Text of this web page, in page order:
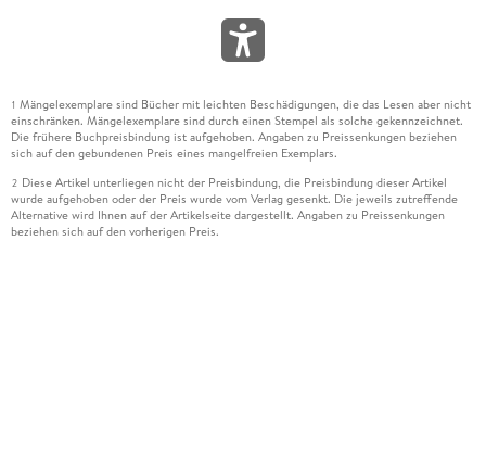
1 Mängelexemplare sind Bücher mit leichten Beschädigungen, die das Lesen aber nicht
einschränken. Mängelexemplare sind durch einen Stempel als solche gekennzeichnet.
Die frühere Buchpreisbindung ist aufgehoben. Angaben zu Preissenkungen beziehen
sich auf den gebundenen Preis eines mangelfreien Exemplars.
2 Diese Artikel unterliegen nicht der Preisbindung, die Preisbindung dieser Artikel
wurde aufgehoben oder der Preis wurde vom Verlag gesenkt. Die jeweils zutreffende
Alternative wird Ihnen auf der Artikelseite dargestellt. Angaben zu Preissenkungen
beziehen sich auf den vorherigen Preis.